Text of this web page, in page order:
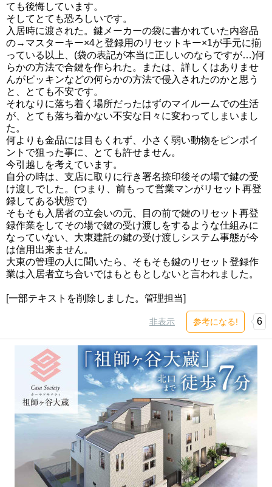
ても後悔しています。
そしてとても恐ろしいです。
入居時に渡された。鍵メーカーの袋に書かれていた内容品
の→マスターキー×4と登録用のリセットキー×1が手元に揃
っている以上、(袋の表記が本当に正しいのならですが…)何
らかの方法で合鍵を作られた。または、詳しくはありませ
んがピッキンなどの何らかの方法で侵入されたのかと思う
と、とても不安です。
それなりに落ち着く場所だったはずのマイルームでの生活
が、とても落ち着かない不安な日々に変わってしまいまし
た。
何よりも金品には目もくれず、小さく弱い動物をピンポイ
ントで狙った事に、とても許せません。
今引越しを考えています。
自分の時は、支店に取りに行き署名捺印後その場で鍵の受
け渡しでした。(つまり、前もって営業マンがリセット再登
録してある状態で)
そもそも入居者の立会いの元、目の前で鍵のリセット再登
録作業をしてその場で鍵の受け渡しをするような仕組みに
なっていない、大東建託の鍵の受け渡しシステム事態が今
は信用出来ません。
大東の管理の人に聞いたら、そもそも鍵のリセット登録作
業は入居者立ち合いではもともとしないと言われました。
[一部テキストを削除しました。管理担当]
非表示 参考になる! 6